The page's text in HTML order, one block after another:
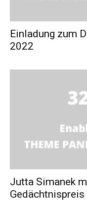
Einladung zum
2022
Jutta Simanek
Gedächtnispreis